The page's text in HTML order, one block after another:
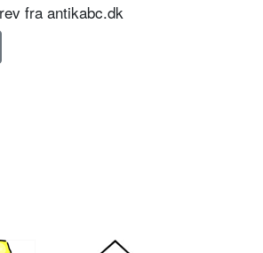
fra antikabc.dk